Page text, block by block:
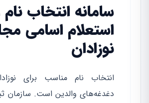
سامانه انتخاب
استعلام اسامی
نوزادان
انتخاب نام مناسب برای
دغدغه‌های والدین است. سازمان